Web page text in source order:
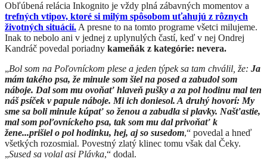
Obľúbená relácia Inkognito je vždy plná zábavných momentov a
trefných vtipov, ktoré si milým spôsobom uťahujú z rôznych
životných situácií. A presne to na tomto programe všetci milujeme.
Inak to nebolo ani v jednej z uplynulých častí, keď v nej Ondrej
Kandráč povedal poriadny kameňák z kategórie: nevera.
„Bol som na Poľovníckom plese a jeden týpek sa tam chválil, že: Ja
mám takého psa, že minule som šiel na posed a zabudol som
náboje. Dal som mu ovoňať hlaveň pušky a za pol hodinu mal ten
náš psíček v papule náboje. Mi ich doniesol. A druhý hovorí: My
sme sa boli minule kúpať so ženou a zabudla si plavky. Našťastie,
mal som poľovníckeho psa, tak som mu dal privoňať k
žene...prišiel o pol hodinku, hej, aj so susedom,“ povedal a hneď
všetkých rozosmial. Povestný zlatý klinec tomu však dal Čeky.
„Sused sa volal asi Plávka,“ dodal.